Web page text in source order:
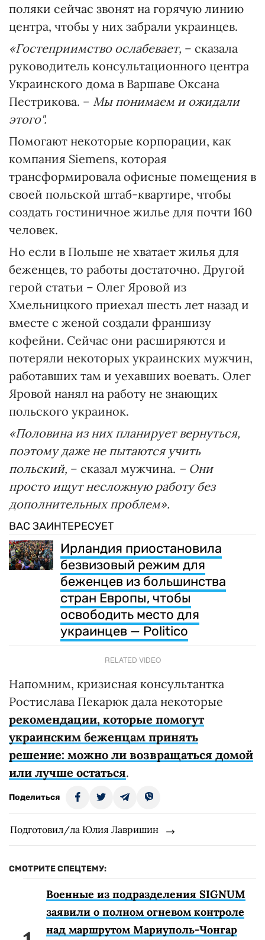
поляки сейчас звонят на горячую линию
центра, чтобы у них забрали украинцев.
«Гостеприимство ослабевает, – сказала
руководитель консультационного центра
Украинского дома в Варшаве Оксана
Пестрикова. – Мы понимаем и ожидали
этого".
Помогают некоторые корпорации, как
компания Siemens, которая
трансформировала офисные помещения в
своей польской штаб-квартире, чтобы
создать гостиничное жилье для почти 160
человек.
Но если в Польше не хватает жилья для
беженцев, то работы достаточно. Другой
герой статьи – Олег Яровой из
Хмельницкого приехал шесть лет назад и
вместе с женой создали франшизу
кофейни. Сейчас они расширяются и
потеряли некоторых украинских мужчин,
работавших там и уехавших воевать. Олег
Яровой нанял на работу не знающих
польского украинок.
«Половина из них планирует вернуться,
поэтому даже не пытаются учить
польский, – сказал мужчина. – Они
просто ищут несложную работу без
дополнительных проблем».
ВАС ЗАИНТЕРЕСУЕТ
Ирландия приостановила
безвизовый режим для
беженцев из большинства
стран Европы, чтобы
освободить место для
украинцев — Politico
RELATED VIDEO
Напомним, кризисная консультантка
Ростислава Пекарюк дала некоторые
рекомендации, которые помогут
украинским беженцам принять
решение: можно ли возвращаться домой
или лучше остаться.
Поделиться
Подготовил/ла Юлия Лавришин
СМОТРИТЕ СПЕЦТЕМУ:
Военные из подразделения SIGNUM
заявили о полном огневом контроле
над маршрутом Мариуполь-Чонгар